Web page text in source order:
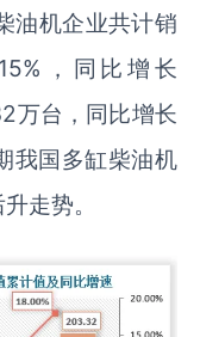
油机企业共计销
，同比增长
万台，同比增长
我国多缸柴油机
走势。